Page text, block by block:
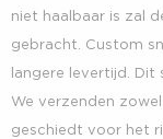
niet haalbaar is zal
gebracht. Custom
langere levertijd.
We verzenden
geschiedt voor het